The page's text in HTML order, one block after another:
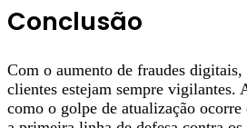
Conclusão
Com o aumento de fraudes
clientes estejam sempre vigilantes.
como o golpe de atualização ocorre